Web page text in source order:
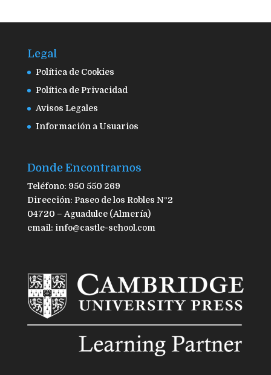
Legal
Política de Cookies
Política de Privacidad
Avisos Legales
Información a Usuarios
Donde Encontrarnos
Teléfono: 950 550 269
Dirección: Paseo de los Robles Nº2
04720 – Aguadulce (Almería)
email: info@castle-school.com